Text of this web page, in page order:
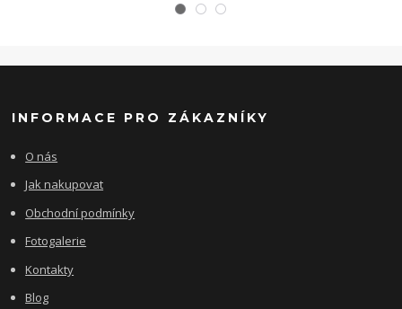
INFORMACE PRO ZÁKAZNÍKY
O nás
Jak nakupovat
Obchodní podmínky
Fotogalerie
Kontakty
Blog